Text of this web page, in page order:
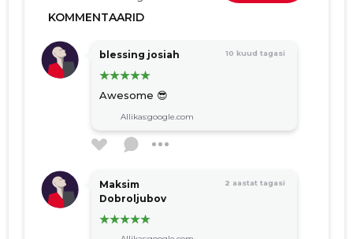
KOMMENTAARID
blessing josiah 10 kuud tagasi
Awesome 😎
Allikas:google.com
Maksim
Dobroljubov
2 aastat tagasi